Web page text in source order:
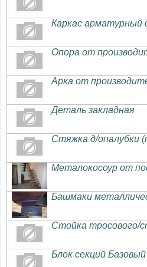
Каркас арматурный
Опора от
Арка от
Деталь закладная
Стяжка д/опалубки
Металокосоур от
Башмаки
Стойка тросового/
Блок секций